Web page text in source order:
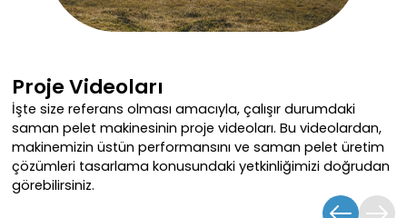
Proje Videoları
İşte size referans olması amacıyla, çalışır durumdaki
saman pelet makinesinin proje videoları. Bu videolardan,
makinemizin üstün performansını ve saman pelet üretim
çözümleri tasarlama konusundaki yetkinliğimizi doğrudan
görebilirsiniz.